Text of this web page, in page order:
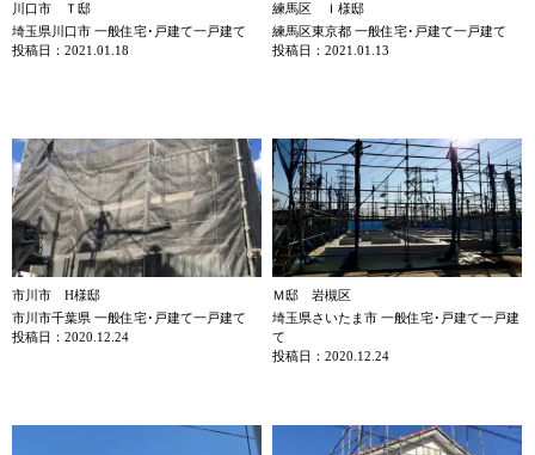
川口市 Ｔ邸
埼玉県川口市 一般住宅･戸建て一戸建て
投稿日：2021.01.18
練馬区 Ｉ様邸
練馬区東京都 一般住宅･戸建て一戸建て
投稿日：2021.01.13
市川市 H様邸
市川市千葉県 一般住宅･戸建て一戸建て
投稿日：2020.12.24
Ｍ邸 岩槻区
埼玉県さいたま市 一般住宅･戸建て一戸建
て
投稿日：2020.12.24